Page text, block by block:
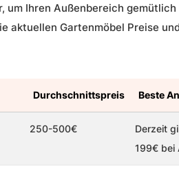
um Ihren Außenbereich
aktuellen Gartenmöbel Preise
Durchschnittspreis Beste
250-500€
Derzeit
199€ bei